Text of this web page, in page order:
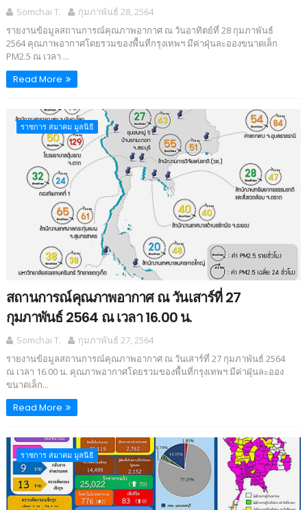
Somchai T.
กุมภาพันธ์ 28, 2564
รายงานข้อมูลสถานการณ์คุณภาพอากาศ ณ วันอาทิตย์ที่ 28 กุมภาพันธ์
2564 คุณภาพอากาศโดยรวมของพื้นที่กรุงเทพฯ มีค่าฝุ่นละอองขนาดเล็ก
PM2.5 ณ เวลา ...
Read More
ราชการ สมาคม มูลนิธิ
สถานการณ์คุณภาพอากาศ ณ วันเสาร์ที่ 27
กุมภาพันธ์ 2564 ณ เวลา 16.00 น.
Somchai T.
กุมภาพันธ์ 27, 2564
รายงานข้อมูลสถานการณ์คุณภาพอากาศ ณ วันเสาร์ที่ 27 กุมภาพันธ์ 2564
ณ เวลา 16.00 น. คุณภาพอากาศโดยรวมของพื้นที่กรุงเทพฯ มีค่าฝุ่นละออง
ขนาดเล็ก...
Read More
ราชการ สมาคม มูลนิธิ